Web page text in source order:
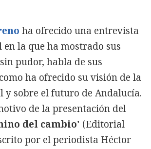
ha ofrecido una entrevista
la que ha mostrado sus
pudor, habla de sus
ha ofrecido su visión de la
y sobre el futuro de Andalucía.
de la presentación del
del cambio' (Editorial
por el periodista Héctor